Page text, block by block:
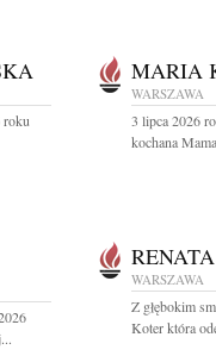
roku
MARIA
WARSZAWA
3 lipca 2026
kochana
WARSZAWA
Z głębokim
Koter która